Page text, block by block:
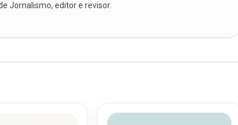
Jornalismo, editor e revisor.